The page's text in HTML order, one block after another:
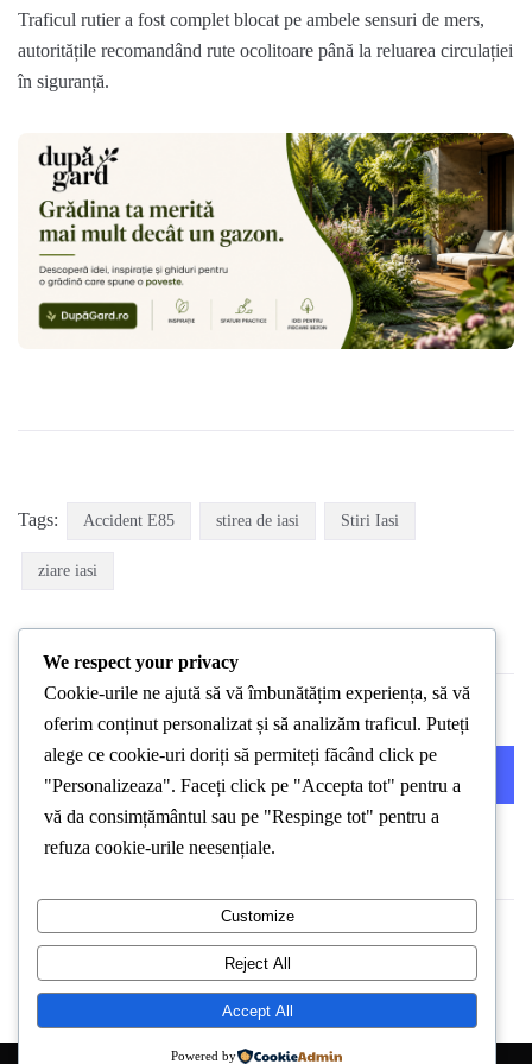
Traficul rutier a fost complet blocat pe ambele sensuri de mers,
autoritățile recomandând rute ocolitoare până la reluarea circulației
în siguranță.
Tags: Accident E85 stirea de iasi Stiri Iasi
ziare iasi
PREVIOUS POST NEXT POST
We respect your privacy
Cookie-urile ne ajută să vă îmbunătățim experiența, să vă
oferim conținut personalizat și să analizăm traficul. Puteți
alege ce cookie-uri doriți să permiteți făcând click pe
"Personalizeaza". Faceți click pe "Accepta tot" pentru a
vă da consimțământul sau pe "Respinge tot" pentru a
refuza cookie-urile neesențiale.
Customize
Reject All
Accept All
Powered by